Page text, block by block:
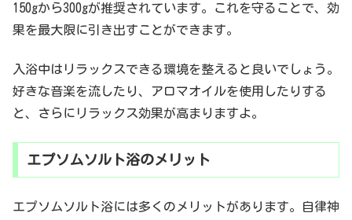
150gから300gが推奨されています。これを守ることで、効
果を最大限に引き出すことができます。
入浴中はリラックスできる環境を整えると良いでしょう。
好きな音楽を流したり、アロマオイルを使用したりする
と、さらにリラックス効果が高まりますよ。
エプソムソルト浴のメリット
エプソムソルト浴には多くのメリットがあります。自律神